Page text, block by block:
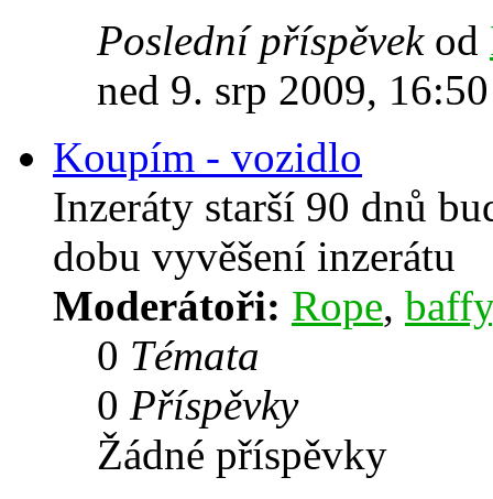
Poslední příspěvekod
ned 9. srp 2009, 16:50
Koupím - vozidlo
Inzeráty starší 90 dnů
dobu vyvěšení inzerátu
Moderátoři: Rope, baffy
0 Témata
0 Příspěvky
Žádné příspěvky